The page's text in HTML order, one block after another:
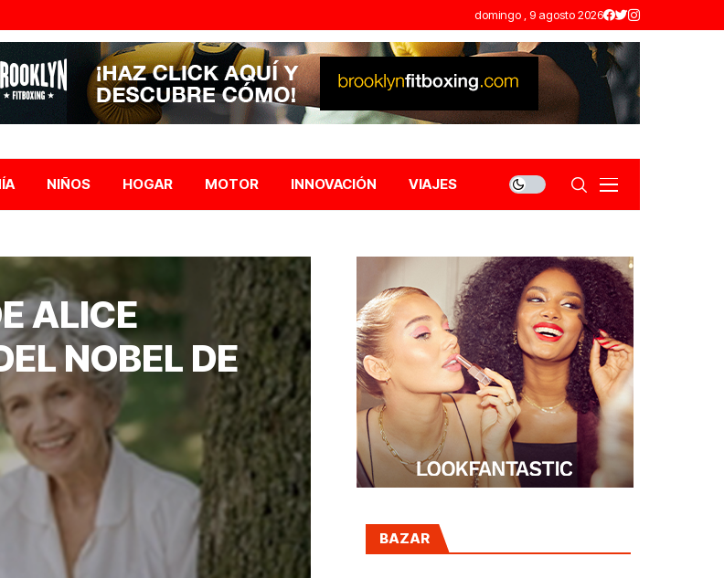
domingo , 9 agosto 2026
NIÑOS HOGAR MOTOR INNOVACIÓN VIAJES
ALICE
NOBEL DE
BAZAR